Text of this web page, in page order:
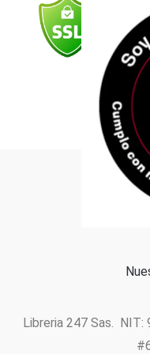
o
k
r
a
m
Libreria 247 Sas. NIT: